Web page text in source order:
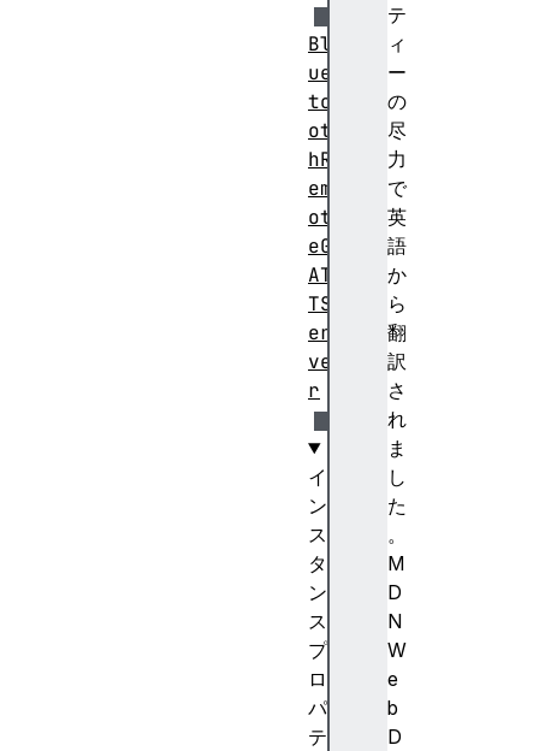
テ
ィ
ー
の
尽
力
で
英
語
か
ら
翻
訳
さ
れ
ま
し
た
。
M
D
N
W
e
b
D
Bl
ue
to
ot
hR
em
ot
eG
AT
TS
er
ve
r
イ
ン
ス
タ
ン
ス
プ
ロ
パ
テ